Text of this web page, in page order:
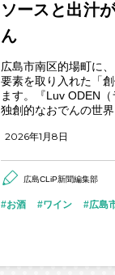
ソースと出汁
ん
広島市南区的場町に
要素を取り入れた「
ます。『Luv ODEN
独創的なおでんの世界
2026年1月8日
広島CLiP新聞編集部
お酒 ワイン 広島